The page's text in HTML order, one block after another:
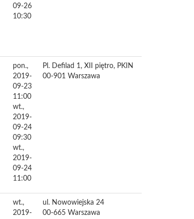
09-26
10:30
pon.,
2019-
09-23
11:00
wt.,
2019-
09-24
09:30
wt.,
2019-
09-24
11:00
Pl. Defilad 1, XII piętro, PKIN
00-901 Warszawa
wt.,
2019-
ul. Nowowiejska 24
00-665 Warszawa